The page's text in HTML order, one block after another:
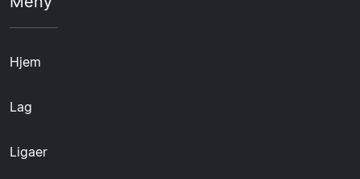
Hjem
Lag
Ligaer